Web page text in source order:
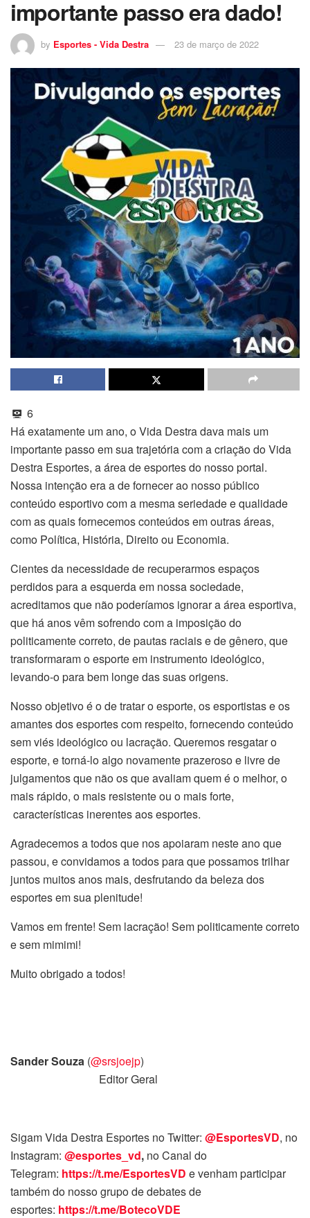
importante passo era dado!
by Esportes - Vida Destra 23 de março de 2022
6
Há exatamente um ano, o Vida Destra dava mais um
importante passo em sua trajetória com a criação do Vida
Destra Esportes, a área de esportes do nosso portal.
Nossa intenção era a de fornecer ao nosso público
conteúdo esportivo com a mesma seriedade e qualidade
com as quais fornecemos conteúdos em outras áreas,
como Política, História, Direito ou Economia.
Cientes da necessidade de recuperarmos espaços
perdidos para a esquerda em nossa sociedade,
acreditamos que não poderíamos ignorar a área esportiva,
que há anos vêm sofrendo com a imposição do
politicamente correto, de pautas raciais e de gênero, que
transformaram o esporte em instrumento ideológico,
levando-o para bem longe das suas origens.
Nosso objetivo é o de tratar o esporte, os esportistas e os
amantes dos esportes com respeito, fornecendo conteúdo
sem viés ideológico ou lacração. Queremos resgatar o
esporte, e torná-lo algo novamente prazeroso e livre de
julgamentos que não os que avaliam quem é o melhor, o
mais rápido, o mais resistente ou o mais forte,
características inerentes aos esportes.
Agradecemos a todos que nos apoiaram neste ano que
passou, e convidamos a todos para que possamos trilhar
juntos muitos anos mais, desfrutando da beleza dos
esportes em sua plenitude!
Vamos em frente! Sem lacração! Sem politicamente correto
e sem mimimi!
Muito obrigado a todos!
Sander Souza (@srsjoejp)
Editor Geral
Sigam Vida Destra Esportes no Twitter: @EsportesVD, no
Instagram: @esportes_vd, no Canal do
Telegram: https://t.me/EsportesVD e venham participar
também do nosso grupo de debates de
esportes: https://t.me/BotecoVDE